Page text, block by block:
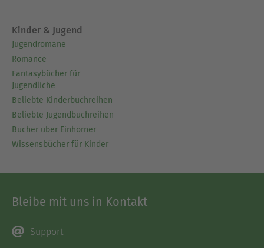
Kinder & Jugend
Jugendromane
Romance
Fantasybücher für
Jugendliche
Beliebte Kinderbuchreihen
Beliebte Jugendbuchreihen
Bücher über Einhörner
Wissensbücher für Kinder
Bleibe mit uns in Kontakt
Support